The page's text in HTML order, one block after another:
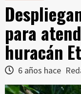
para
huracán
6 años hace